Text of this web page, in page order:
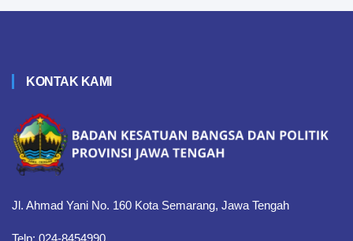
KONTAK KAMI
Jl. Ahmad Yani No. 160 Kota Semarang, Jawa Tengah
Telp: 024-8454990